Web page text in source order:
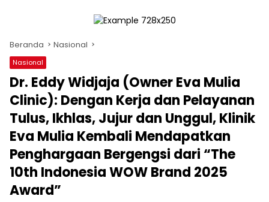
Beranda Nasional
Nasional
Dr. Eddy Widjaja (Owner Eva Mulia
Clinic): Dengan Kerja dan Pelayanan
Tulus, Ikhlas, Jujur dan Unggul, Klinik
Eva Mulia Kembali Mendapatkan
Penghargaan Bergengsi dari “The
10th Indonesia WOW Brand 2025
Award”